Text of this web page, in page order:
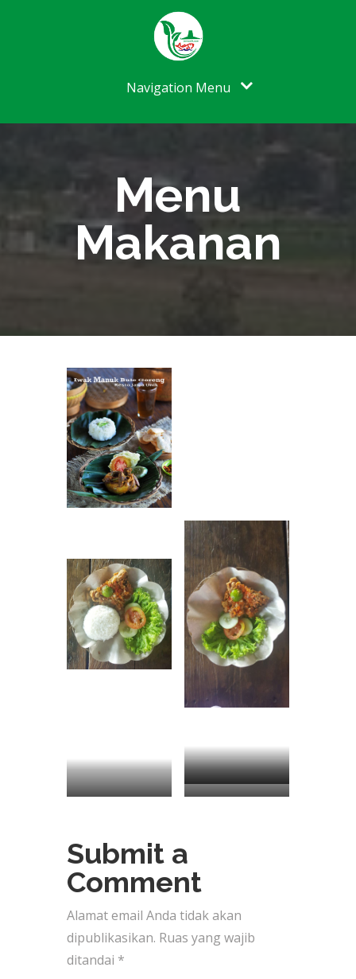
Navigation Menu
Menu
Makanan
BOTOK IKAN
UDANG SAOS
NASI WIWIT
Submit a
Comment
Alamat email Anda tidak akan
dipublikasikan. Ruas yang wajib
ditandai *